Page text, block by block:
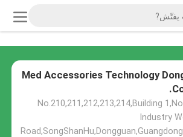
Med Accessories Technology
No.210,211,212,213,214,Building
Industry